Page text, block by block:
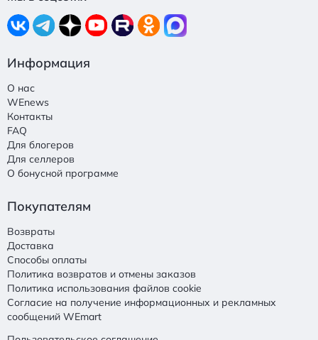
Информация
О нас
WEnews
Контакты
FAQ
Для блогеров
Для селлеров
О бонусной программе
Покупателям
Возвраты
Доставка
Способы оплаты
Политика возвратов и отмены заказов
Политика использования файлов cookie
Согласие на получение информационных и рекламных
сообщений WEmart